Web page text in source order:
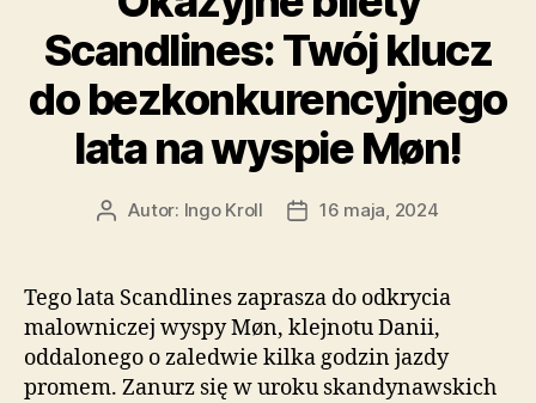
Scandlines: Twój klucz
do bezkonkurencyjnego
lata na wyspie Møn!
AutorAutor: Ingo Kroll
Data16 maja, 2024
Tego lata Scandlines zaprasza do odkrycia
malowniczej wyspy Møn, klejnotu Danii,
oddalonego o zaledwie kilka godzin jazdy
promem. Zanurz się w uroku skandynawskich